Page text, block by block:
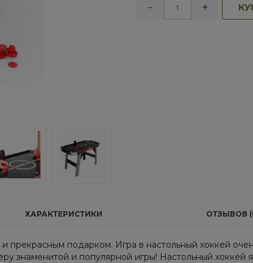
- +
ХАРАКТЕРИСТИКИ ОТЗЫВОВ
прекрасным подарком. Игра в настольный хоккей
знаменитой и популярной игры! Настольный хоккей